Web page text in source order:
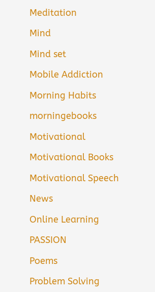
Meditation
Mind
Mind set
Mobile Addiction
Morning Habits
morningebooks
Motivational
Motivational Books
Motivational Speech
News
Online Learning
PASSION
Poems
Problem Solving